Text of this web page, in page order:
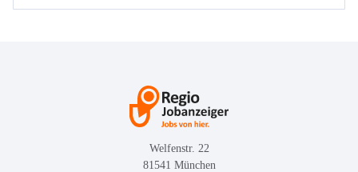
Welfenstr. 22
81541 München